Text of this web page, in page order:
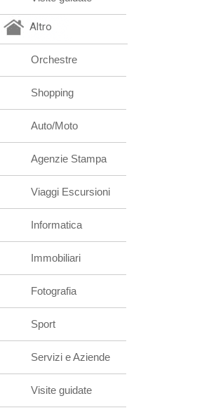
Altro
Orchestre
Shopping
Auto/Moto
Agenzie Stampa
Viaggi Escursioni
Informatica
Immobiliari
Fotografia
Sport
Servizi e Aziende
Visite guidate